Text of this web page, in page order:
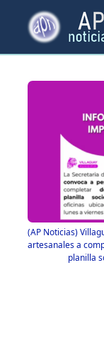
(AP Noticias)
artesanales a
planilla